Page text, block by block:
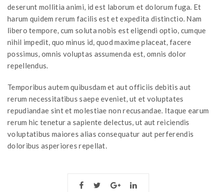
deserunt mollitia animi, id est laborum et dolorum fuga. Et
harum quidem rerum facilis est et expedita distinctio. Nam
libero tempore, cum soluta nobis est eligendi optio, cumque
nihil impedit, quo minus id, quod maxime placeat, facere
possimus, omnis voluptas assumenda est, omnis dolor
repellendus.
Temporibus autem quibusdam et aut officiis debitis aut
rerum necessitatibus saepe eveniet, ut et voluptates
repudiandae sint et molestiae non recusandae. Itaque earum
rerum hic tenetur a sapiente delectus, ut aut reiciendis
voluptatibus maiores alias consequatur aut perferendis
doloribus asperiores repellat.